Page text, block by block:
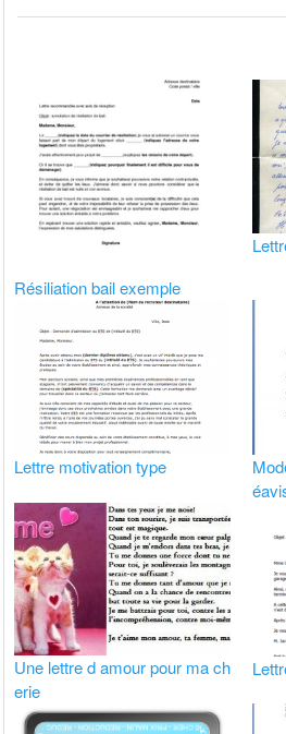
Résiliation bail exemple
Lettre motivation type
Une lettre d amour pour ma ch
erie